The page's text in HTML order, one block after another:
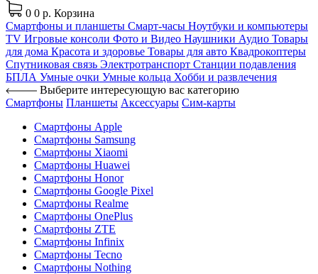
0 0 р. Корзина
Смартфоны и планшеты Смарт-часы Ноутбуки и компьютеры
TV Игровые консоли Фото и Видео Наушники Аудио Товары
для дома Красота и здоровье Товары для авто Квадрокоптеры
Спутниковая связь Электротранспорт Станции подавления
БПЛА Умные очки Умные кольца Хобби и развлечения
Выберите интересующую вас категорию
Смартфоны Планшеты Аксессуары Сим-карты
Смартфоны Apple
Смартфоны Samsung
Смартфоны Xiaomi
Смартфоны Huawei
Смартфоны Honor
Смартфоны Google Pixel
Смартфоны Realme
Смартфоны OnePlus
Смартфоны ZTE
Смартфоны Infinix
Смартфоны Tecno
Смартфоны Nothing